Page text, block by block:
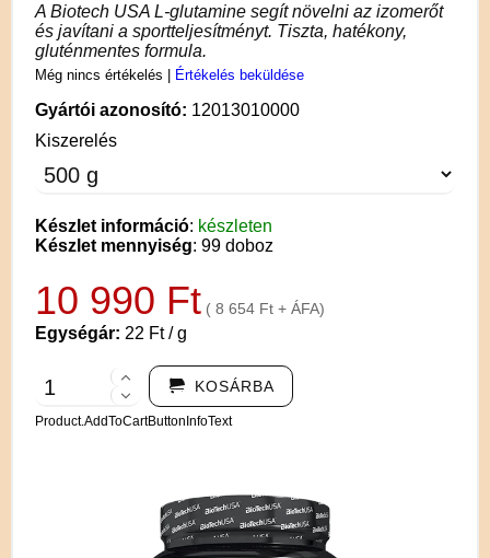
A Biotech USA L-glutamine segít növelni az izomerőt
és javítani a sportteljesítményt. Tiszta, hatékony,
gluténmentes formula.
Még nincs értékelés Értékelés beküldése
Gyártói azonosító: 12013010000
Kiszerelés
Készlet információ: készleten
Készlet mennyiség: 99 doboz
10 990 Ft ( 8 654 Ft + ÁFA)
Egységár: 22 Ft / g
KOSÁRBA
Product.AddToCartButtonInfoText